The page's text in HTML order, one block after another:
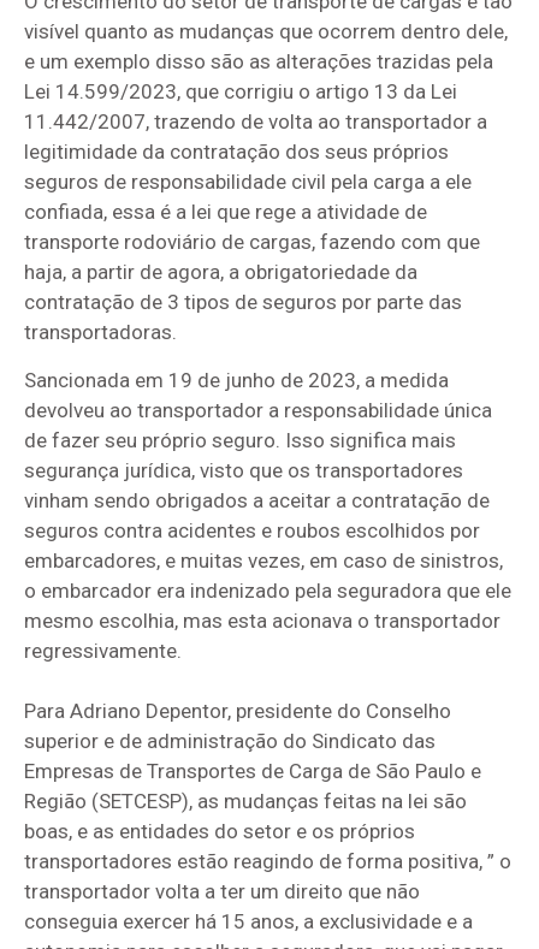
visível quanto as mudanças que ocorrem dentro dele,
e um exemplo disso são as alterações trazidas pela
Lei 14.599/2023, que corrigiu o artigo 13 da Lei
11.442/2007, trazendo de volta ao transportador a
legitimidade da contratação dos seus próprios
seguros de responsabilidade civil pela carga a ele
confiada, essa é a lei que rege a atividade de
transporte rodoviário de cargas, fazendo com que
haja, a partir de agora, a obrigatoriedade da
contratação de 3 tipos de seguros por parte das
transportadoras.
Sancionada em 19 de junho de 2023, a medida
devolveu ao transportador a responsabilidade única
de fazer seu próprio seguro. Isso significa mais
segurança jurídica, visto que os transportadores
vinham sendo obrigados a aceitar a contratação de
seguros contra acidentes e roubos escolhidos por
embarcadores, e muitas vezes, em caso de sinistros,
o embarcador era indenizado pela seguradora que ele
mesmo escolhia, mas esta acionava o transportador
regressivamente.
Para Adriano Depentor, presidente do Conselho
superior e de administração do Sindicato das
Empresas de Transportes de Carga de São Paulo e
Região (SETCESP), as mudanças feitas na lei são
boas, e as entidades do setor e os próprios
transportadores estão reagindo de forma positiva, ” o
transportador volta a ter um direito que não
conseguia exercer há 15 anos, a exclusividade e a